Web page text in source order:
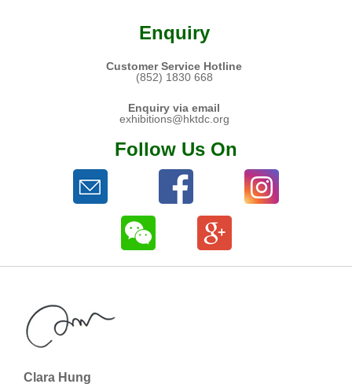
Enquiry
Customer Service Hotline
(852) 1830 668
Enquiry via email
exhibitions@hktdc.org
Follow Us On
Clara Hung